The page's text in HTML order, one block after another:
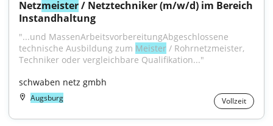
Netzmeister / Netztechniker (m/w/d) im Bereich
Instandhaltung
"...und MassenArbeitsvorbereitungAbgeschlossene
technische Ausbildung zum Meister / Rohrnetzmeister,
Techniker oder vergleichbare Qualifikation..."
schwaben netz gmbh
Augsburg Vollzeit